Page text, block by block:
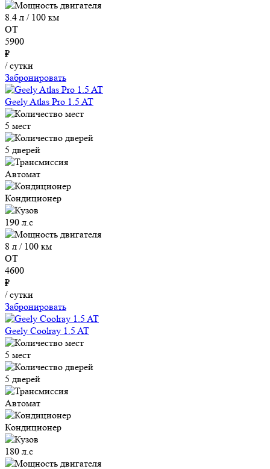
8.4 л / 100 км
ОТ
5900
₽
/ сутки
Забронировать
Geely Atlas Pro 1.5 AT
5 мест
5 дверей
Автомат
Кондиционер
190 л.с
8 л / 100 км
ОТ
4600
₽
/ сутки
Забронировать
Geely Coolray 1.5 AT
5 мест
5 дверей
Автомат
Кондиционер
180 л.с